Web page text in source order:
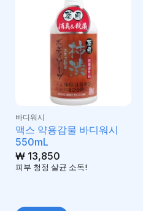
바디워시
맥스 약용감물 바디워시
550mL
₩13,850
피부 청정 살균 소독!